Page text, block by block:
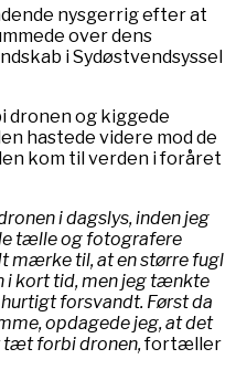
nysgerrig efter at
over dens
i Sydøstvendsyssel
og kiggede
hastede videre mod de
kom til verden i foråret
i dagslys, inden jeg
tælle og fotografere
mærke til, at en større fugl
i kort tid, men jeg tænkte
forsvandt. Først da
opdagede jeg, at det
tæt forbi dronen,fortæller